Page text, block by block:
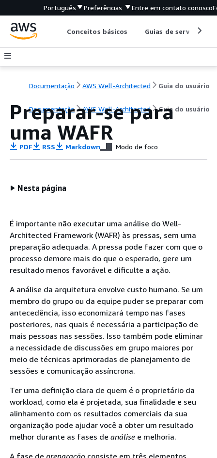
Português Preferências Entre em contato conosco
Conceitos básicos Guias de serviço
Documentação AWS Well-Architected Guia do usuário
Documentação AWS Well-Architected Guia do usuário
Preparar-se para
uma WAFR
PDF RSS Markdown Modo de foco
Nesta página
É importante não executar uma análise do Well-
Architected Framework (WAFR) às pressas, sem uma
preparação adequada. A pressa pode fazer com que o
processo demore mais do que o esperado, gere um
resultado menos favorável e dificulte a ação.
A análise da arquitetura envolve custo humano. Se um
membro do grupo ou da equipe puder se preparar com
antecedência, isso economizará tempo nas fases
posteriores, nas quais é necessária a participação de
mais pessoas nas sessões. Isso também pode eliminar
a necessidade de discussões em grupo maiores por
meio de técnicas aprimoradas de planejamento de
sessões e comunicação assíncrona.
Ter uma definição clara de quem é o proprietário da
workload, como ela é projetada, sua finalidade e seu
alinhamento com os resultados comerciais da sua
organização pode ajudar você a obter um resultado
melhor durante as fases de análise e melhoria.
A fase de preparação consiste em três elementos